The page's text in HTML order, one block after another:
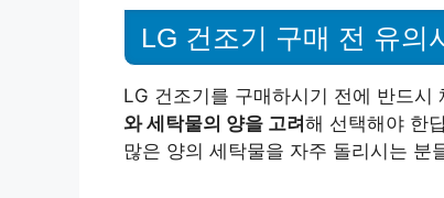
LG 건조기 구매 전 유의
LG 건조기를 구매하시기 전에 반드시
와 세탁물의 양을 고려 해 선택해야 한
많은 양의 세탁물을 자주 돌리시는 분